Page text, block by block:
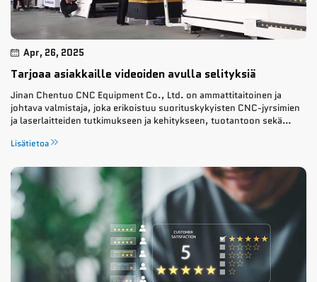
Apr, 26, 2025
Tarjoaa asiakkaille videoiden avulla selityksiä
Jinan Chentuo CNC Equipment Co., Ltd. on ammattitaitoinen ja
johtava valmistaja, joka erikoistuu suorituskykyisten CNC-jyrsimien
ja laserlaitteiden tutkimukseen ja kehitykseen, tuotantoon sekä
valmistustekniikan alalta...
Lisätietoa